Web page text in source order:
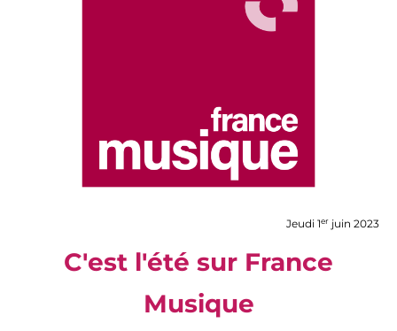
Jeudi 1er juin 2023
C'est l'été sur France
Musique